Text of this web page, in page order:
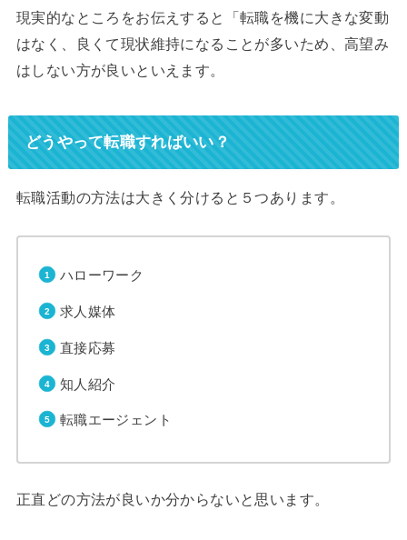
現実的なところをお伝えすると「転職を機に大きな変動
はなく、良くて現状維持になることが多いため、高望み
はしない方が良いといえます。
どうやって転職すればいい？
転職活動の方法は大きく分けると５つあります。
ハローワーク
求人媒体
直接応募
知人紹介
転職エージェント
正直どの方法が良いか分からないと思います。